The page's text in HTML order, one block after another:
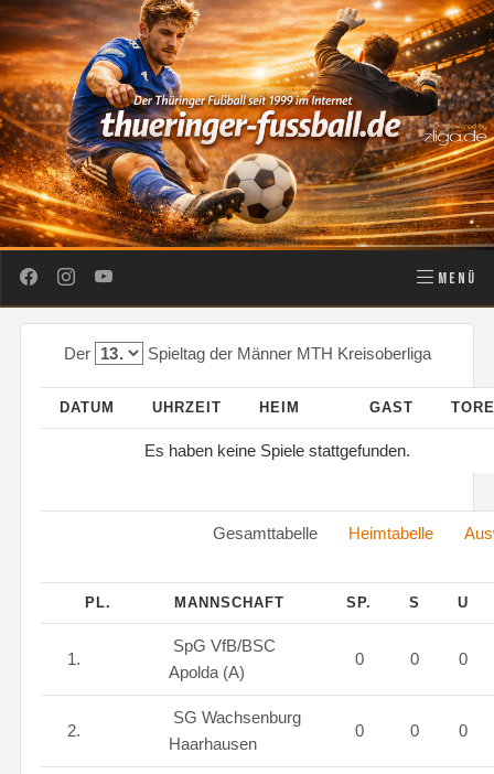
MENÜ
Der Spieltag der Männer MTH Kreisoberliga
DATUM UHRZEIT HEIM GAST
Es haben keine Spiele stattgefunden.
Gesamttabelle Heimtabelle
PL. MANNSCHAFT SP. S U
1.
SpG VfB/BSC
Apolda (A)
0 0 0
2.
SG Wachsenburg
Haarhausen
0 0 0